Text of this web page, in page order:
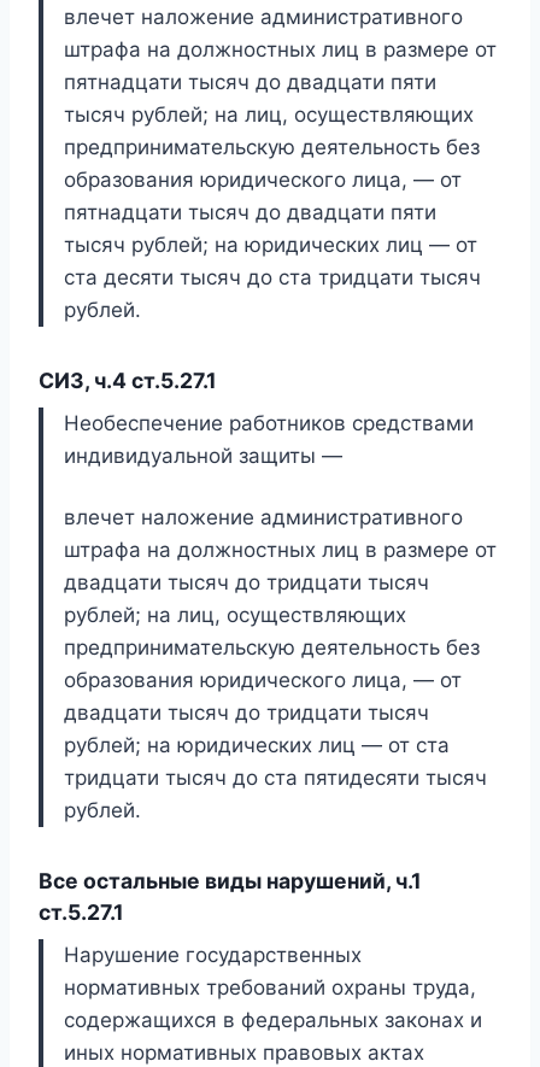
влечет наложение административного
штрафа на должностных лиц в размере от
пятнадцати тысяч до двадцати пяти
тысяч рублей; на лиц, осуществляющих
предпринимательскую деятельность без
образования юридического лица, — от
пятнадцати тысяч до двадцати пяти
тысяч рублей; на юридических лиц — от
ста десяти тысяч до ста тридцати тысяч
рублей.
СИЗ, ч.4 ст.5.27.1
Необеспечение работников средствами
индивидуальной защиты —
влечет наложение административного
штрафа на должностных лиц в размере от
двадцати тысяч до тридцати тысяч
рублей; на лиц, осуществляющих
предпринимательскую деятельность без
образования юридического лица, — от
двадцати тысяч до тридцати тысяч
рублей; на юридических лиц — от ста
тридцати тысяч до ста пятидесяти тысяч
рублей.
Все остальные виды нарушений, ч.1
ст.5.27.1
Нарушение государственных
нормативных требований охраны труда,
содержащихся в федеральных законах и
иных нормативных правовых актах